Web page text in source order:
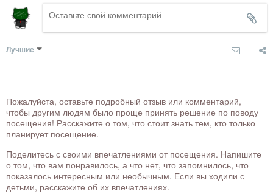
Лучшие
Пожалуйста, оставьте подробный отзыв или комментарий,
чтобы другим людям было проще принять решение по поводу
посещения! Расскажите о том, что стоит знать тем, кто только
планирует посещение.
Поделитесь с своими впечатлениями от посещения. Напишите
о том, что вам понравилось, а что нет, что запомнилось, что
показалось интересным или необычным. Если вы ходили с
детьми, расскажите об их впечатлениях.